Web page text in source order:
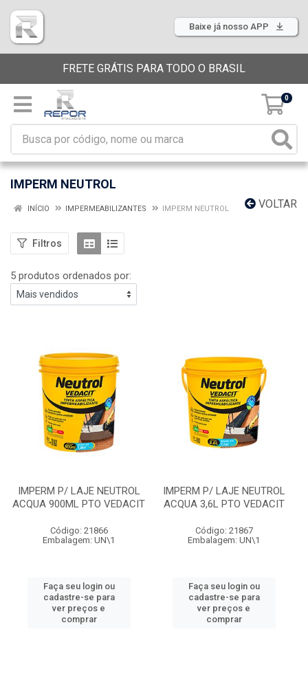
Baixe já nosso APP
FRETE GRÁTIS PARA TODO O BRASIL
0
IMPERM NEUTROL
VOLTAR
INÍCIO IMPERMEABILIZANTES IMPERM NEUTROL
Filtros
5 produtos ordenados por:
IMPERM P/ LAJE NEUTROL
ACQUA 900ML PTO VEDACIT
Código: 21866
Embalagem: UN\1
Faça seu login ou
cadastre-se para
ver preços e
comprar
IMPERM P/ LAJE NEUTROL
ACQUA 3,6L PTO VEDACIT
Código: 21867
Embalagem: UN\1
Faça seu login ou
cadastre-se para
ver preços e
comprar